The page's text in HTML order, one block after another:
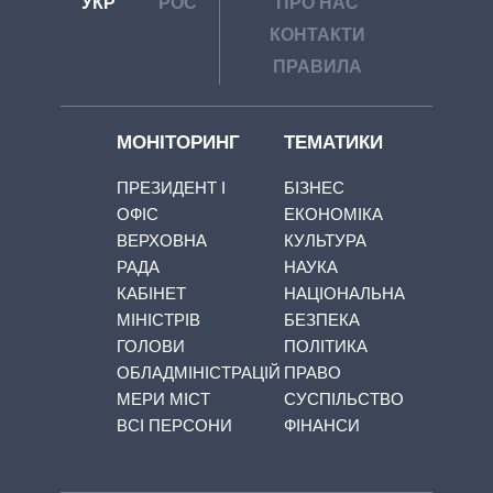
КОНТАКТИ
ПРАВИЛА
МОНІТОРИНГ
ПРЕЗИДЕНТ І
ОФІС
ВЕРХОВНА
РАДА
КАБІНЕТ
МІНІСТРІВ
ГОЛОВИ
ОБЛАДМІНІСТРАЦІЙ
МЕРИ МІСТ
ВСІ ПЕРСОНИ
ТЕМАТИКИ
БІЗНЕС
ЕКОНОМІКА
КУЛЬТУРА
НАУКА
НАЦІОНАЛЬНА
БЕЗПЕКА
ПОЛІТИКА
ПРАВО
СУСПІЛЬСТВО
ФІНАНСИ